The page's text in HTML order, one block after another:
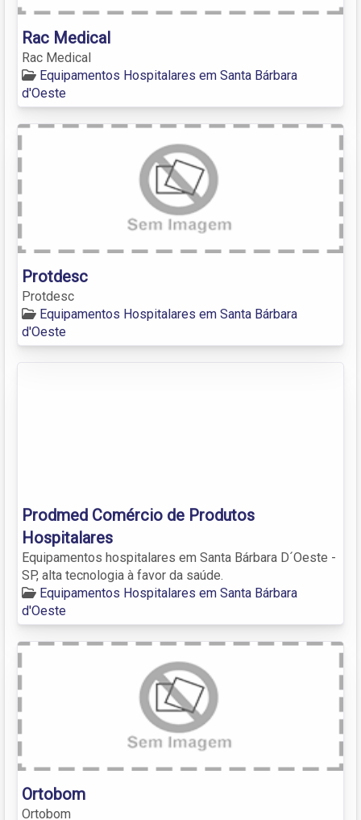
Rac Medical
Rac Medical
Equipamentos Hospitalares em Santa Bárbara
d'Oeste
Protdesc
Protdesc
Equipamentos Hospitalares em Santa Bárbara
d'Oeste
Prodmed Comércio de Produtos
Hospitalares
Equipamentos hospitalares em Santa Bárbara D´Oeste -
SP, alta tecnologia à favor da saúde.
Equipamentos Hospitalares em Santa Bárbara
d'Oeste
Ortobom
Ortobom